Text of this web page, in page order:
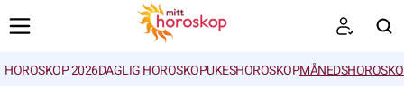
HOROSKOP 2026DAGLIG HOROSKOPUKESHOROSKOP